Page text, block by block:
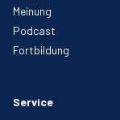
Meinung
Podcast
Fortbildung
Service